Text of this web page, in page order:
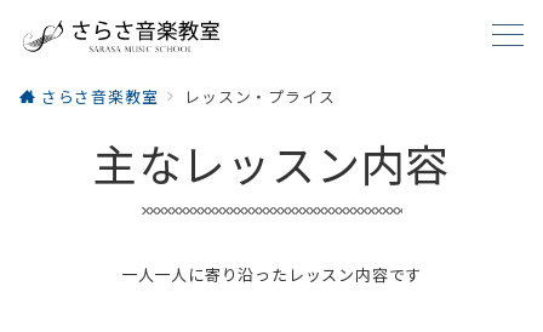
さらさ音楽教室 レッスン・プライス
主なレッスン内容
一人一人に寄り沿ったレッスン内容です